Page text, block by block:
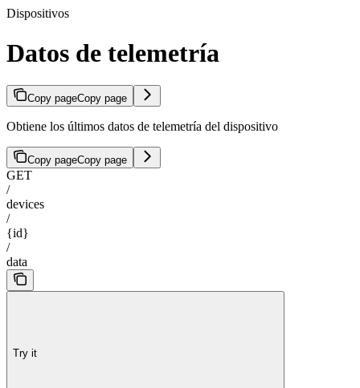
Dispositivos
Datos de telemetría
Copy pageCopy page
Obtiene los últimos datos de telemetría del dispositivo
Copy pageCopy page
GET
/
devices
/
{id}
/
data
Try it